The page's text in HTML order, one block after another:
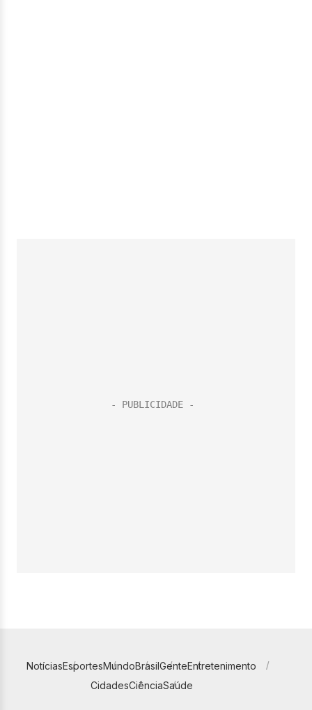
NotíciasEsportesMundoBrasilGenteEntretenimento
CidadesCiênciaSaúde